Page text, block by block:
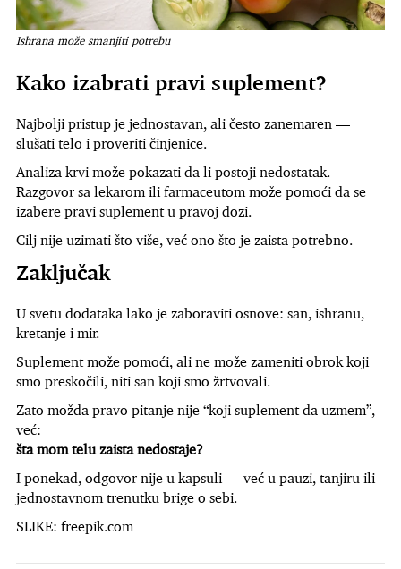
Ishrana može smanjiti potrebu
Kako izabrati pravi suplement?
Najbolji pristup je jednostavan, ali često zanemaren —
slušati telo i proveriti činjenice.
Analiza krvi može pokazati da li postoji nedostatak.
Razgovor sa lekarom ili farmaceutom može pomoći da se
izabere pravi suplement u pravoj dozi.
Cilj nije uzimati što više, već ono što je zaista potrebno.
Zaključak
U svetu dodataka lako je zaboraviti osnove: san, ishranu,
kretanje i mir.
Suplement može pomoći, ali ne može zameniti obrok koji
smo preskočili, niti san koji smo žrtvovali.
Zato možda pravo pitanje nije “koji suplement da uzmem”,
već:
šta mom telu zaista nedostaje?
I ponekad, odgovor nije u kapsuli — već u pauzi, tanjiru ili
jednostavnom trenutku brige o sebi.
SLIKE: freepik.com